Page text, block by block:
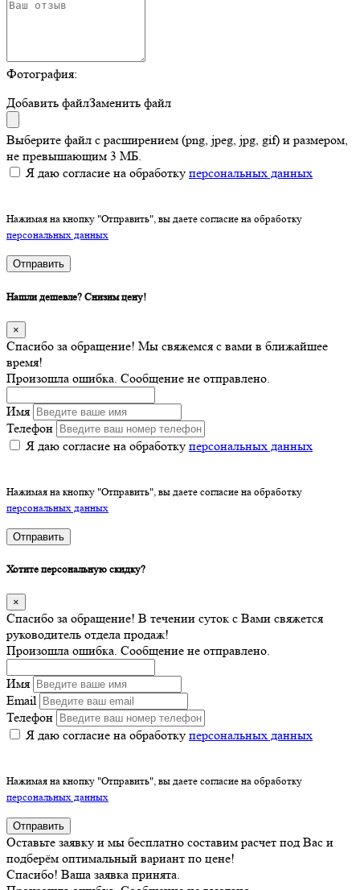
Фотография:
Добавить файлЗаменить файл
Выберите файл с расширением (png, jpeg, jpg, gif) и размером,
не превышающим 3 МБ.
Я даю согласие на обработку персональных данных
Нажимая на кнопку "Отправить", вы даете согласие на обработку
персональных данных
Отправить
Нашли дешевле? Снизим цену!
×
Спасибо за обращение! Мы свяжемся с вами в ближайшее
время!
Произошла ошибка. Сообщение не отправлено.
Имя
Телефон
Я даю согласие на обработку персональных данных
Нажимая на кнопку "Отправить", вы даете согласие на обработку
персональных данных
Отправить
Хотите персональную скидку?
×
Спасибо за обращение! В течении суток с Вами свяжется
руководитель отдела продаж!
Произошла ошибка. Сообщение не отправлено.
Имя
Email
Телефон
Я даю согласие на обработку персональных данных
Нажимая на кнопку "Отправить", вы даете согласие на обработку
персональных данных
Отправить
Оставьте заявку и мы бесплатно составим расчет под Вас и
подберём оптимальный вариант по цене!
Спасибо! Ваша заявка принята.